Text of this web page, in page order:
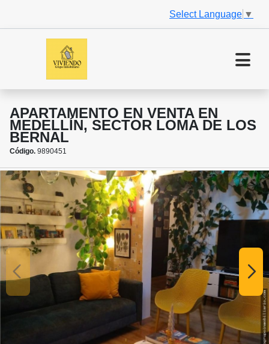
Select Language ▼
APARTAMENTO EN VENTA EN
MEDELLÍN, SECTOR LOMA DE LOS
BERNAL
Código. 9890451